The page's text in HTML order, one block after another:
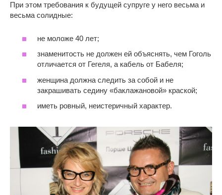
При этом требования к будущей супруге у него весьма и
весьма солидные:
не моложе 40 лет;
знаменитость не должен ей объяснять, чем Гоголь
отличается от Гегеля, а кабель от Бабеля;
женщина должна следить за собой и не
закрашивать седину «баклажановой» краской;
иметь ровный, неистеричный характер.